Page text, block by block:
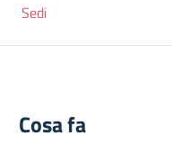
Sedi
Cosa fa